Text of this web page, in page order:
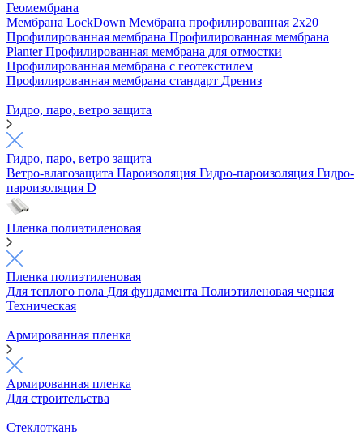
Геомембрана
Мембрана LockDown Мембрана профилированная 2х20
Профилированная мембрана Профилированная мембрана
PlanterПрофилированная мембрана для отмостки
Профилированная мембрана с геотекстилем
Профилированная мембрана стандарт Дрениз
Гидро, паро, ветро защита
Гидро, паро, ветро защита
Ветро-влагозащита Пароизоляция Гидро-пароизоляция Гидро-
пароизоляция D
Пленка полиэтиленовая
Пленка полиэтиленовая
Для теплого пола Для фундамента Полиэтиленовая черная
Техническая
Армированная пленка
Армированная пленка
Для строительства
Стеклоткань